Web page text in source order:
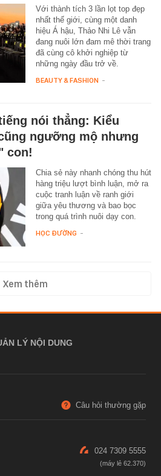
Với thành tích 3 lần lọt top đẹp
nhất thế giới, cùng một danh
hiệu Á hậu, Thảo Nhi Lê vẫn
đang nuôi lớn đam mê thời trang
đã cùng cô khởi nghiệp từ
những ngày đầu trở về.
BEAUTY & FASHION -
nói thẳng: Kiểu
ngưỡng mộ nhưng
con!
Chia sẻ này nhanh chóng thu hút
hàng triệu lượt bình luận, mở ra
cuộc tranh luận về ranh giới
giữa yêu thương và bao bọc
trong quá trình nuôi dạy con.
HỌC ĐƯỜNG -
Xem thêm
LÝ NỘI DUNG
Câu hỏi thường gặp
024 7309 5555